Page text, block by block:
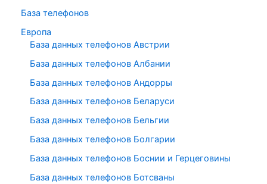
База телефонов
Европа
База данных телефонов Австрии
База данных телефонов Албании
База данных телефонов Андорры
База данных телефонов Беларуси
База данных телефонов Бельгии
База данных телефонов Болгарии
База данных телефонов Боснии и Герцеговины
База данных телефонов Ботсваны